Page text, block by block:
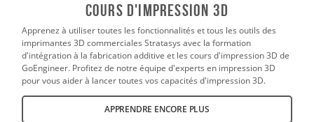
Cours d'impression 3D
Apprenez à utiliser toutes les fonctionnalités et tous les outils des
imprimantes 3D commerciales Stratasys avec la formation
d'intégration à la fabrication additive et les cours d'impression 3D de
GoEngineer. Profitez de notre équipe d'experts en impression 3D
pour vous aider à lancer toutes vos capacités d'impression 3D.
APPRENDRE ENCORE PLUS